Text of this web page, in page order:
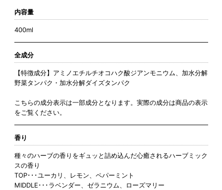
内容量
400ml
全成分
【特徴成分】アミノエチルチオコハク酸ジアンモニウム、加水分解
野菜タンパク・加水分解ダイズタンパク
こちらの成分表示は一部成分となります。実際の成分は商品の表示
をご覧ください。
香り
種々のハーブの香りをギュッと詰め込んだ心癒されるハーブミック
スの香り
TOP･･･ユーカリ、レモン、ペパーミント
MIDDLE･･･ラベンダー、ゼラニウム、ローズマリー